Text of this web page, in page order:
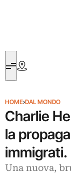
HOME›DAL MONDO
Charlie
la
immigrati.
Una nuova,